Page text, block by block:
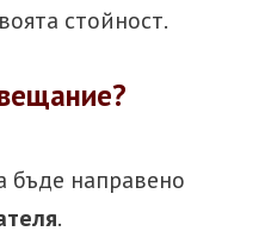
стойност.
направено
.